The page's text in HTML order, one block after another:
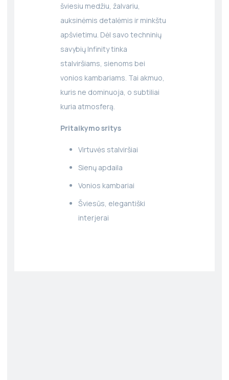
šviesiu medžiu, žalvariu,
auksinėmis detalėmis ir minkštu
apšvietimu. Dėl savo techninių
savybių Infinity tinka
stalviršiams, sienoms bei
vonios kambariams. Tai akmuo,
kuris ne dominuoja, o subtiliai
kuria atmosferą.
Pritaikymo sritys
Virtuvės stalviršiai
Sienų apdaila
Vonios kambariai
Šviesūs, elegantiški
interjerai